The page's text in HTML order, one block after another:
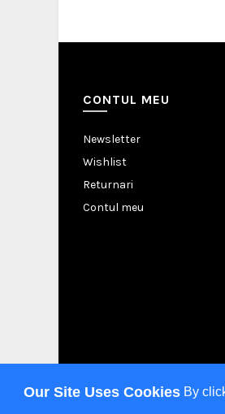
Our Site Uses Cookies By
CONTUL MEU
Newsletter
Wishlist
Returnari
Contul meu
Copyright
Folosim cookie-uri pentru a